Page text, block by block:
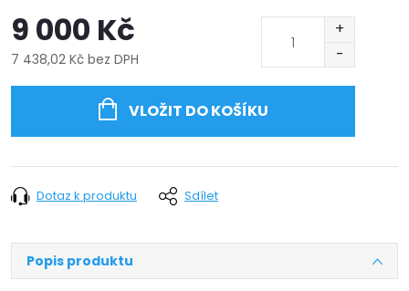
9 000 Kč
7 438,02 Kč bez DPH
VLOŽIT DO KOŠÍKU
Dotaz k produktu Sdílet
Popis produktu